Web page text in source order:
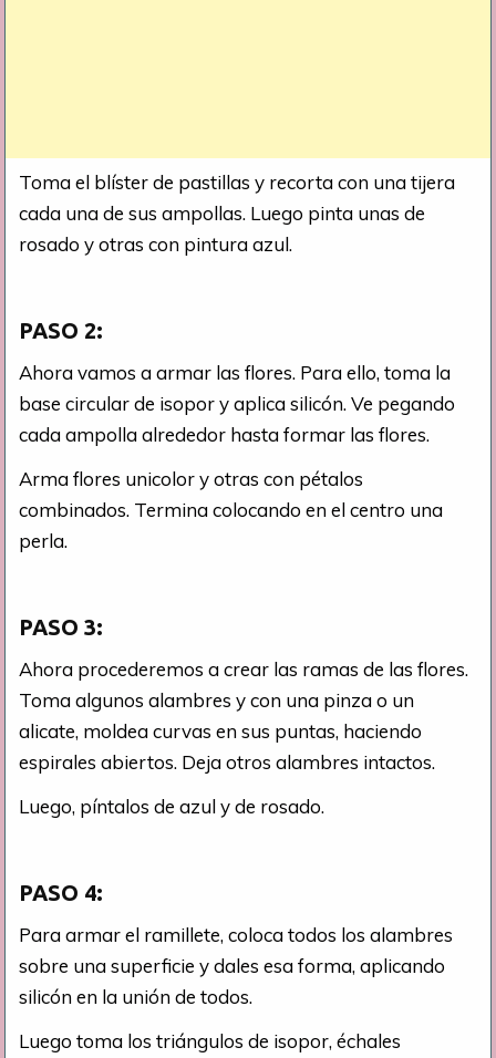
Toma el blíster de pastillas y recorta con una tijera
cada una de sus ampollas. Luego pinta unas de
rosado y otras con pintura azul.
PASO 2:
Ahora vamos a armar las flores. Para ello, toma la
base circular de isopor y aplica silicón. Ve pegando
cada ampolla alrededor hasta formar las flores.
Arma flores unicolor y otras con pétalos
combinados. Termina colocando en el centro una
perla.
PASO 3:
Ahora procederemos a crear las ramas de las flores.
Toma algunos alambres y con una pinza o un
alicate, moldea curvas en sus puntas, haciendo
espirales abiertos. Deja otros alambres intactos.
Luego, píntalos de azul y de rosado.
PASO 4:
Para armar el ramillete, coloca todos los alambres
sobre una superficie y dales esa forma, aplicando
silicón en la unión de todos.
Luego toma los triángulos de isopor, échales